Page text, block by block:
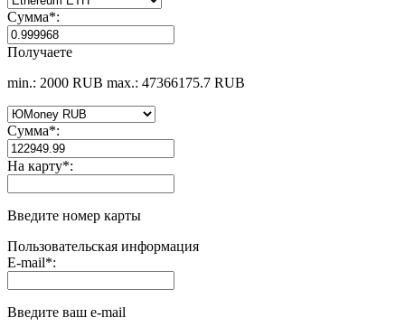
Сумма*:
Получаете
min.: 2000 RUB max.: 47366175.7 RUB
Сумма*:
На карту*:
Введите номер карты
Пользовательская информация
E-mail*:
Введите ваш e-mail